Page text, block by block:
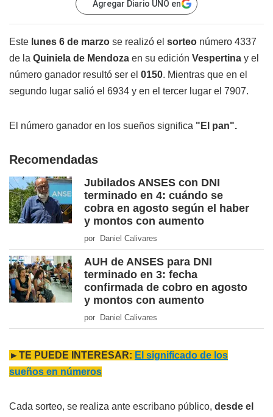
Agregar Diario UNO en
Este lunes 6 de marzo se realizó el sorteo número 4337
de la Quiniela de Mendoza en su edición Vespertina y el
número ganador resultó ser el 0150. Mientras que en el
segundo lugar salió el 6934 y en el tercer lugar el 7907.
El número ganador en los sueños significa "El pan".
Recomendadas
Jubilados ANSES con DNI
terminado en 4: cuándo se
cobra en agosto según el haber
y montos con aumento
por Daniel Calivares
AUH de ANSES para DNI
terminado en 3: fecha
confirmada de cobro en agosto
y montos con aumento
por Daniel Calivares
►TE PUEDE INTERESAR: El significado de los
sueños en números
Cada sorteo, se realiza ante escribano público, desde el